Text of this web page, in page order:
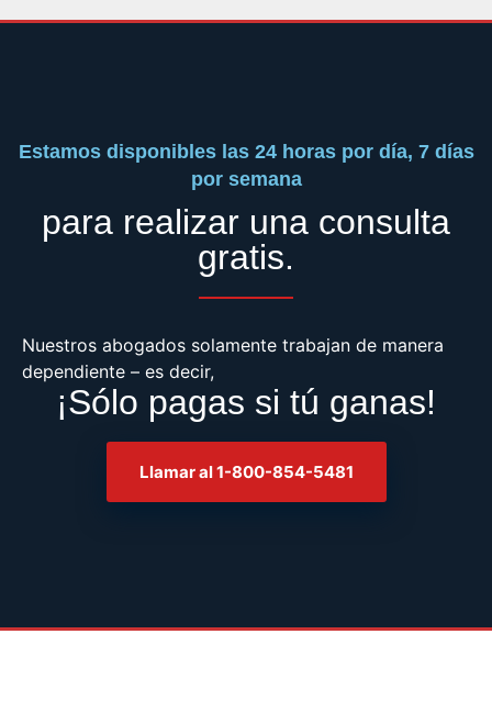
Estamos disponibles las 24 horas por día, 7 días
por semana
para realizar una consulta
gratis.
Nuestros abogados solamente trabajan de manera
dependiente – es decir,
¡Sólo pagas si tú ganas!
Llamar al 1-800-854-5481